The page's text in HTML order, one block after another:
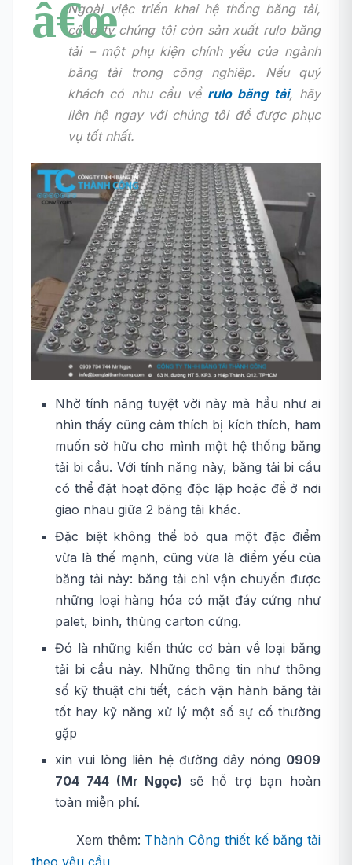
Ngoài việc triển khai hệ thống băng tải,
công ty chúng tôi còn sản xuất rulo băng
tải – một phụ kiện chính yếu của ngành
băng tải trong công nghiệp. Nếu quý
khách có nhu cầu về rulo băng tải, hãy
liên hệ ngay với chúng tôi để được phục
vụ tốt nhất.
Nhờ tính năng tuyệt vời này mà hầu như ai
nhìn thấy cũng cảm thích bị kích thích, ham
muốn sở hữu cho mình một hệ thống băng
tải bi cầu. Với tính năng này, băng tải bi cầu
có thể đặt hoạt động độc lập hoặc để ở nơi
giao nhau giữa 2 băng tải khác.
Đặc biệt không thể bỏ qua một đặc điểm
vừa là thế mạnh, cũng vừa là điểm yếu của
băng tải này: băng tải chỉ vận chuyển được
những loại hàng hóa có mặt đáy cứng như
palet, bình, thùng carton cứng.
Đó là những kiến thức cơ bản về loại băng
tải bi cầu này. Những thông tin như thông
số kỹ thuật chi tiết, cách vận hành băng tải
tốt hay kỹ năng xử lý một số sự cố thường
gặp
xin vui lòng liên hệ đường dây nóng 0909
704 744 (Mr Ngọc) sẽ hỗ trợ bạn hoàn
toàn miễn phí.
Xem thêm: Thành Công thiết kế băng tải
theo yêu cầu